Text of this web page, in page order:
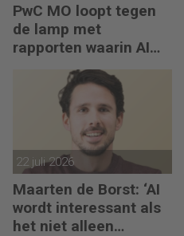
PwC MO loopt tegen
de lamp met
rapporten waarin AI
erop los liegt
22 juli 2026
Maarten de Borst: ‘AI
wordt interessant als
het niet alleen